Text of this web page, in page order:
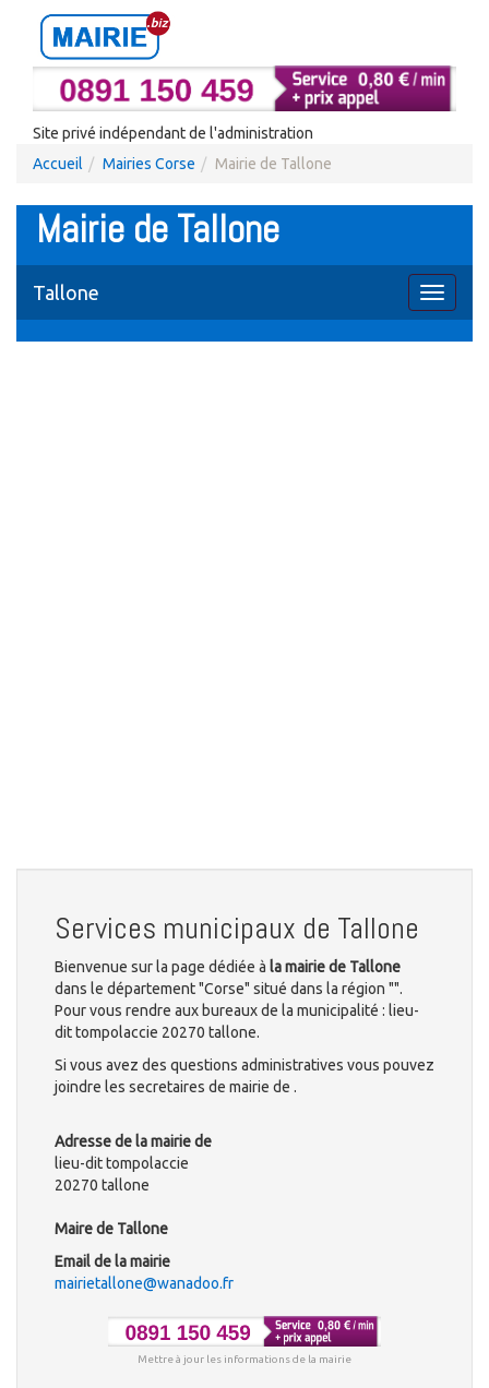
Site privé indépendant de l'administration
Accueil
Mairies Corse Mairie de Tallone
Mairie de Tallone
Toggle
Tallone
Services municipaux de Tallone
Bienvenue sur la page dédiée à la mairie de Tallone
dans le département "Corse" situé dans la région "".
Pour vous rendre aux bureaux de la municipalité : lieu-
dit tompolaccie 20270 tallone.
Si vous avez des questions administratives vous pouvez
joindre les secretaires de mairie de .
Adresse de la mairie de
lieu-dit tompolaccie
20270 tallone
Maire de Tallone
Email de la mairie
mairietallone@wanadoo.fr
Mettre à jour les informations de la mairie